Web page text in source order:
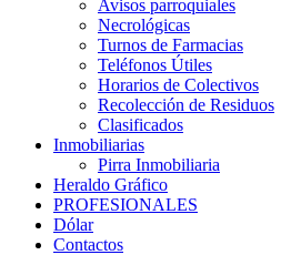
Avisos parroquiales
Necrológicas
Turnos de Farmacias
Teléfonos Útiles
Horarios de Colectivos
Recolección de Residuos
Clasificados
Inmobiliarias
Pirra Inmobiliaria
Heraldo Gráfico
PROFESIONALES
Dólar
Contactos